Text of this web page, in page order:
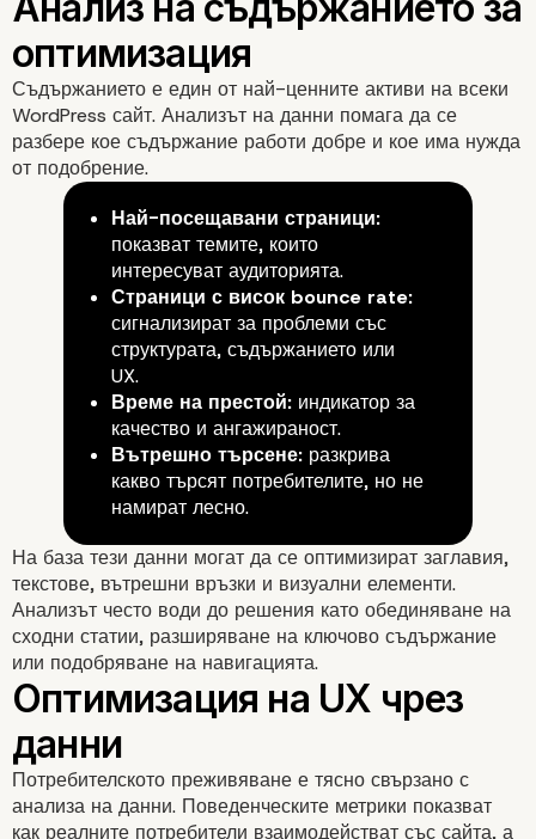
WordPress
Анализ на
Съдържанието е един от най-ценните активи на всеки
WordPress сайт. Анализът на данни помага да се
разбере кое съдържание работи добре и кое има нужда
от подобрение.
Най-посещавани страници:
показват темите, които
интересуват аудиторията.
Страници с висок bounce rate:
сигнализират за проблеми със
структурата, съдържанието или
UX.
Време на престой:индикатор за
качество и ангажираност.
Вътрешно търсене:разкрива
какво търсят потребителите, но не
намират лесно.
На база тези данни могат да се оптимизират заглавия,
текстове, вътрешни връзки и визуални елементи.
Анализът често води до решения като обединяване на
сходни статии, разширяване на ключово съдържание
или подобряване на навигацията.
Потребителското преживяване е тясно свързано с
анализа на данни. Поведенческите метрики показват
как реалните потребители взаимодействат със сайта, а